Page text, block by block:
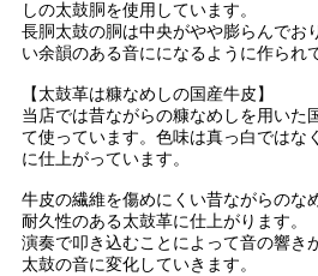
しの太鼓胴を使用しています。
長胴太鼓の胴は中央がやや膨らんでお
い余韻のある音にになるように作られ
【太鼓革は糠なめしの国産牛皮】
当店では昔ながらの糠なめしを用いた
て使っています。色味は真っ白ではな
に仕上がっています。
牛皮の繊維を傷めにくい昔ながらのな
耐久性のある太鼓革に仕上がります。
演奏で叩き込むことによって音の響き
太鼓の音に変化していきます。